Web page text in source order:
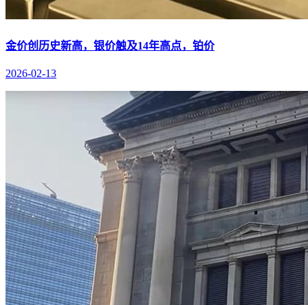
金价创历史新高，银价触及14年高点，铂价
2026-02-13